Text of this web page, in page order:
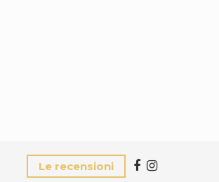
Le recensioni